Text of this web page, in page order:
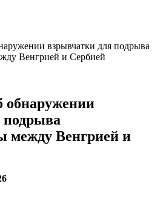
взрывчатки для подрыва
Венгрией и Сербией
обнаружении
подрыва
между Венгрией и